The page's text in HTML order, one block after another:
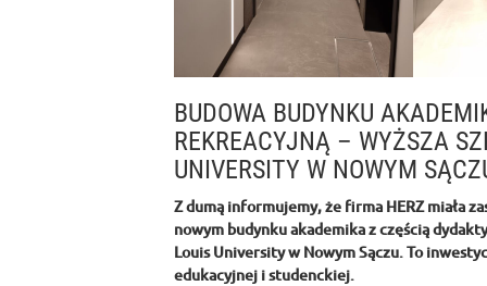
BUDOWA BUDYNKU
REKREACYJNĄ – WYŻSZA
UNIVERSITY W NOWYM
Z dumą informujemy, że firma HERZ miała
nowym budynku akademika z częścią
Louis University w Nowym Sączu. To
edukacyjnej i studenckiej.